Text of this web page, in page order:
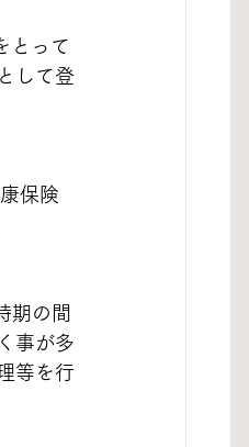
とって
して登
保険
期の間
事が多
等を行